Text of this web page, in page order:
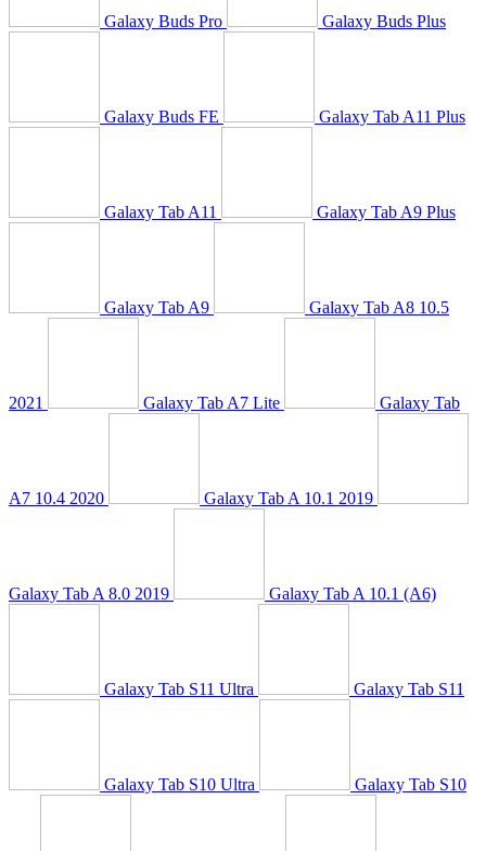
Galaxy Buds Pro Galaxy Buds Plus
Galaxy Buds FE Galaxy Tab A11 Plus
Galaxy Tab A11 Galaxy Tab A9 Plus
Galaxy Tab A9 Galaxy Tab A8 10.5
2021 Galaxy Tab A7 Lite Galaxy Tab
A7 10.4 2020 Galaxy Tab A 10.1 2019
Galaxy Tab A 8.0 2019 Galaxy Tab A 10.1 (A6)
Galaxy Tab S11 Ultra Galaxy Tab S11
Galaxy Tab S10 Ultra Galaxy Tab S10